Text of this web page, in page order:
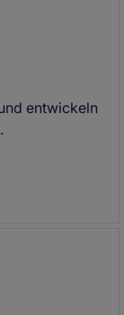
entwickeln
Dabei